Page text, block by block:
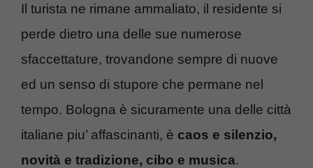
Il turista ne rimane ammaliato, il residente si
perde dietro una delle sue numerose
sfaccettature, trovandone sempre di nuove
ed un senso di stupore che permane nel
tempo. Bologna è sicuramente una delle città
italiane piu’ affascinanti, è caos e silenzio,
novità e tradizione, cibo e musica.